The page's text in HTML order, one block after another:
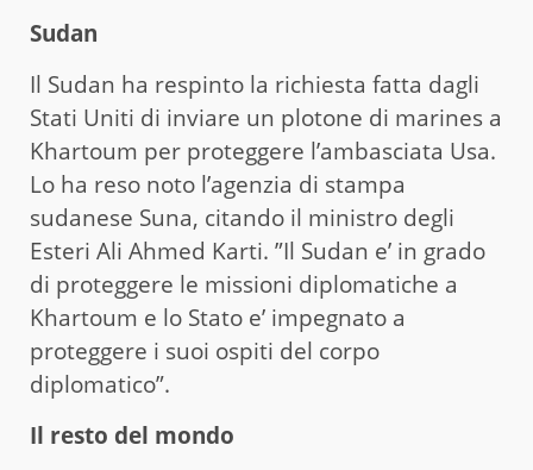
Sudan
Il Sudan ha respinto la richiesta fatta dagli
Stati Uniti di inviare un plotone di marines a
Khartoum per proteggere l’ambasciata Usa.
Lo ha reso noto l’agenzia di stampa
sudanese Suna, citando il ministro degli
Esteri Ali Ahmed Karti. ”Il Sudan e’ in grado
di proteggere le missioni diplomatiche a
Khartoum e lo Stato e’ impegnato a
proteggere i suoi ospiti del corpo
diplomatico”.
Il resto del mondo